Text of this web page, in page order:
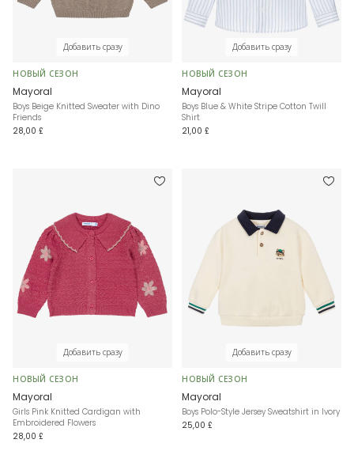
Добавить сразу
НОВЫЙ СЕЗОН
Mayoral
Boys Beige Knitted Sweater with Dino
Friends
28,00 £
Добавить сразу
НОВЫЙ СЕЗОН
Mayoral
Boys Blue & White Stripe Cotton Twill
Shirt
21,00 £
Добавить сразу
НОВЫЙ СЕЗОН
Mayoral
Girls Pink Knitted Cardigan with
Embroidered Flowers
28,00 £
Добавить сразу
НОВЫЙ СЕЗОН
Mayoral
Boys Polo-Style Jersey Sweatshirt in Ivory
25,00 £